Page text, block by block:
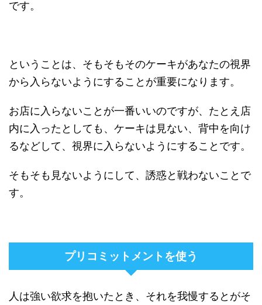
です。
ということは、そもそもそのケーキがあなたの視界
から入らないようにすることが重要になります。
お店に入らないことが一番いいのですが、たとえ店
内に入ったとしても、ケーキは見ない、背中を向け
るなどして、視界に入らないようにすることです。
そもそも見ないようにして、誘惑と戦わないことで
す。
プリコミットメントを使う
人は強い欲求を抱いたとき、それを我慢するとがそ